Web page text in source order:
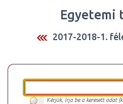
Egyetemi
2017-2018-1.
Kérjük, írja be a keresett adat